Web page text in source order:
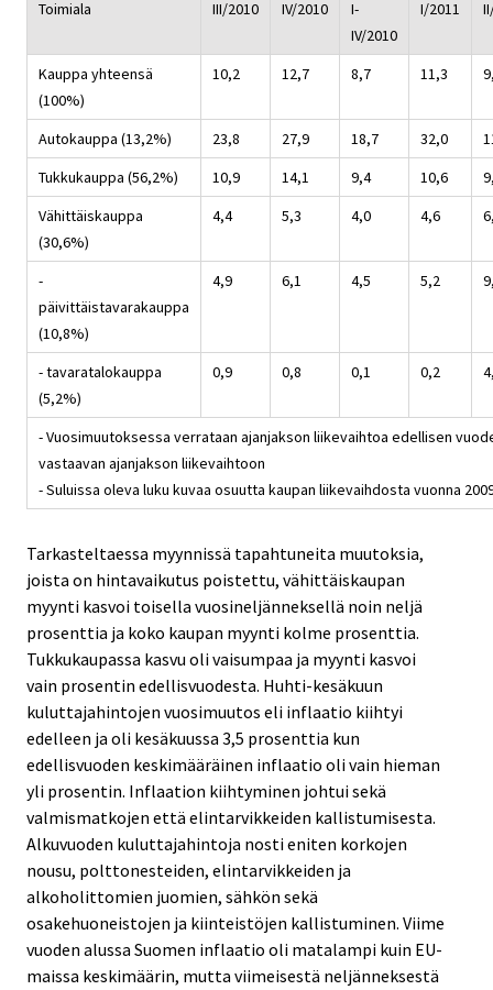
Toimiala III/2010 IV/2010
I-
IV/2010
I/2011
Kauppa yhteensä
(100%)
10,2 12,7 8,7 11,3
Autokauppa (13,2%) 23,8 27,9 18,7 32,0
Tukkukauppa (56,2%)
10,9 14,1 9,4 10,6
Vähittäiskauppa
(30,6%)
4,4 5,3 4,0 4,6
-
päivittäistavarakauppa
(10,8%)
4,9 6,1 4,5 5,2
- tavaratalokauppa
(5,2%)
0,9 0,8 0,1 0,2
- Vuosimuutoksessa verrataan ajanjakson liikevaihtoa edellisen
vastaavan ajanjakson liikevaihtoon
- Suluissa oleva luku kuvaa osuutta kaupan liikevaihdosta vuonna
Tarkasteltaessa myynnissä tapahtuneita muutoksia,
joista on hintavaikutus poistettu, vähittäiskaupan
myynti kasvoi toisella vuosineljänneksellä noin neljä
prosenttia ja koko kaupan myynti kolme prosenttia.
Tukkukaupassa kasvu oli vaisumpaa ja myynti kasvoi
vain prosentin edellisvuodesta. Huhti-kesäkuun
kuluttajahintojen vuosimuutos eli inflaatio kiihtyi
edelleen ja oli kesäkuussa 3,5 prosenttia kun
edellisvuoden keskimääräinen inflaatio oli vain hieman
yli prosentin. Inflaation kiihtyminen johtui sekä
valmismatkojen että elintarvikkeiden kallistumisesta.
Alkuvuoden kuluttajahintoja nosti eniten korkojen
nousu, polttonesteiden, elintarvikkeiden ja
alkoholittomien juomien, sähkön sekä
osakehuoneistojen ja kiinteistöjen kallistuminen. Viime
vuoden alussa Suomen inflaatio oli matalampi kuin EU-
maissa keskimäärin, mutta viimeisestä neljänneksestä